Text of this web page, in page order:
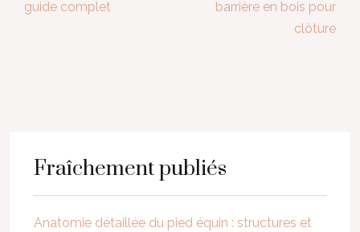
guide complet
barrière en bois pour
clôture
Fraîchement publiés
Anatomie détaillée du pied équin : structures et